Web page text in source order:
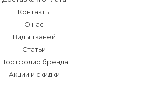
Контакты
О нас
Виды тканей
Статьи
Портфолио бренда
Акции и скидки